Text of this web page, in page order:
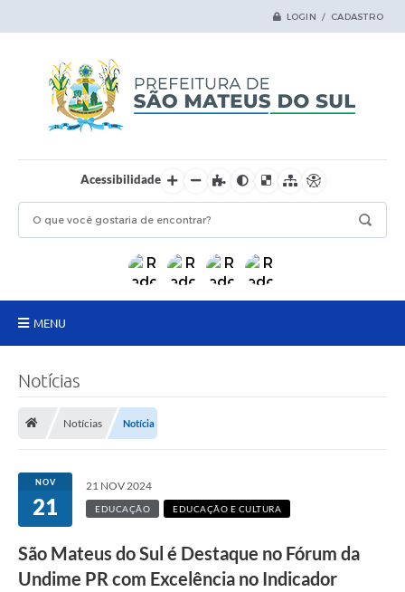
LOGIN / CADASTRO
Acessibilidade
MENU
Transparência
Secretarias
Ouvidoria
Notícias
Notícias Notícia
NOV
21
21 NOV 2024
EDUCAÇÃO EDUCAÇÃO E CULTURA
São Mateus do Sul é Destaque no Fórum da
Undime PR com Excelência no Indicador